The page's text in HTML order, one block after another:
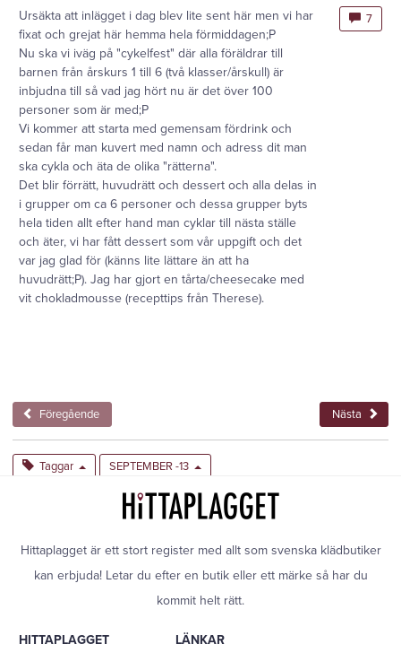
Ursäkta att inlägget i dag blev lite sent här men vi har
fixat och grejat här hemma hela förmiddagen;P
Nu ska vi iväg på "cykelfest" där alla föräldrar till
barnen från årskurs 1 till 6 (två klasser/årskull) är
inbjudna till så vad jag hört nu är det över 100
personer som är med;P
Vi kommer att starta med gemensam fördrink och
sedan får man kuvert med namn och adress dit man
ska cykla och äta de olika "rätterna".
Det blir förrätt, huvudrätt och dessert och alla delas in
i grupper om ca 6 personer och dessa grupper byts
hela tiden allt efter hand man cyklar till nästa ställe
och äter, vi har fått dessert som vår uppgift och det
var jag glad för (känns lite lättare än att ha
huvudrätt;P). Jag har gjort en tårta/cheesecake med
vit chokladmousse (recepttips från Therese).
7
Föregående Nästa
Taggar SEPTEMBER -13
Hittaplagget är ett stort register med allt som svenska klädbutiker
kan erbjuda! Letar du efter en butik eller ett märke så har du
kommit helt rätt.
HITTAPLAGGET LÄNKAR